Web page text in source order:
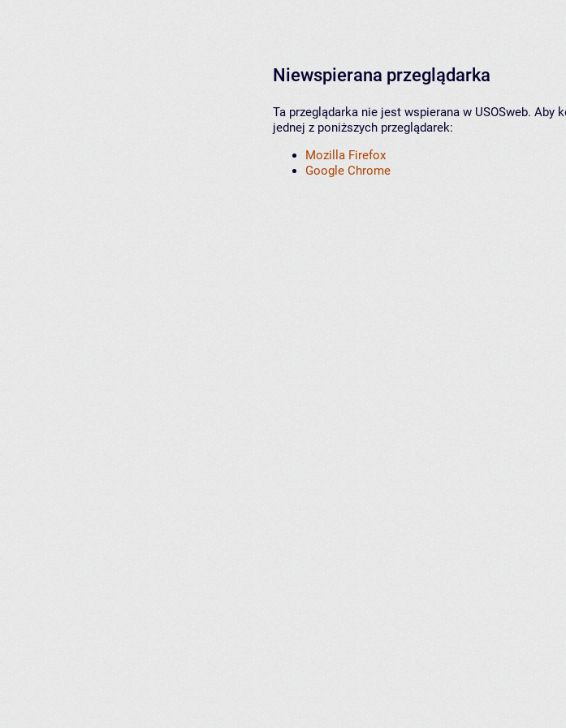
Niewspierana przeglądarka
Ta przeglądarka nie jest wspierana w USOSweb.
jednej z poniższych przeglądarek:
Mozilla Firefox
Google Chrome